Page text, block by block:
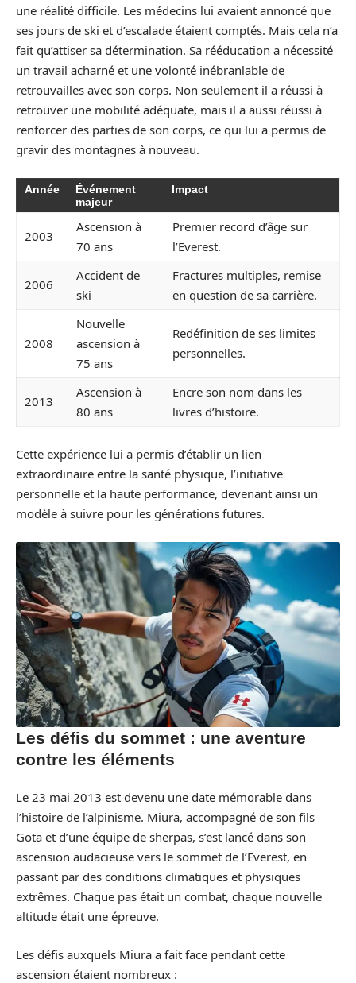
une réalité difficile. Les médecins lui avaient annoncé que
ses jours de ski et d’escalade étaient comptés. Mais cela n’a
fait qu’attiser sa détermination. Sa rééducation a nécessité
un travail acharné et une volonté inébranlable de
retrouvailles avec son corps. Non seulement il a réussi à
retrouver une mobilité adéquate, mais il a aussi réussi à
renforcer des parties de son corps, ce qui lui a permis de
gravir des montagnes à nouveau.
Année
Événement
majeur
Impact
2003
Ascension à
70 ans
Premier record d’âge sur
l’Everest.
2006
Accident de
ski
Fractures multiples, remise
en question de sa carrière.
2008
Nouvelle
ascension à
75 ans
Redéfinition de ses limites
personnelles.
2013
Ascension à
80 ans
Encre son nom dans les
livres d’histoire.
Cette expérience lui a permis d’établir un lien
extraordinaire entre la santé physique, l’initiative
personnelle et la haute performance, devenant ainsi un
modèle à suivre pour les générations futures.
Les défis du sommet : une aventure
contre les éléments
Le 23 mai 2013 est devenu une date mémorable dans
l’histoire de l’alpinisme. Miura, accompagné de son fils
Gota et d’une équipe de sherpas, s’est lancé dans son
ascension audacieuse vers le sommet de l’Everest, en
passant par des conditions climatiques et physiques
extrêmes. Chaque pas était un combat, chaque nouvelle
altitude était une épreuve.
Les défis auxquels Miura a fait face pendant cette
ascension étaient nombreux :